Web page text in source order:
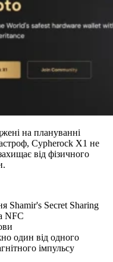
на плануванні
Cypherock X1 не
від фізичного
Shamir's Secret Sharing
NFC
один від одного
імпульсу